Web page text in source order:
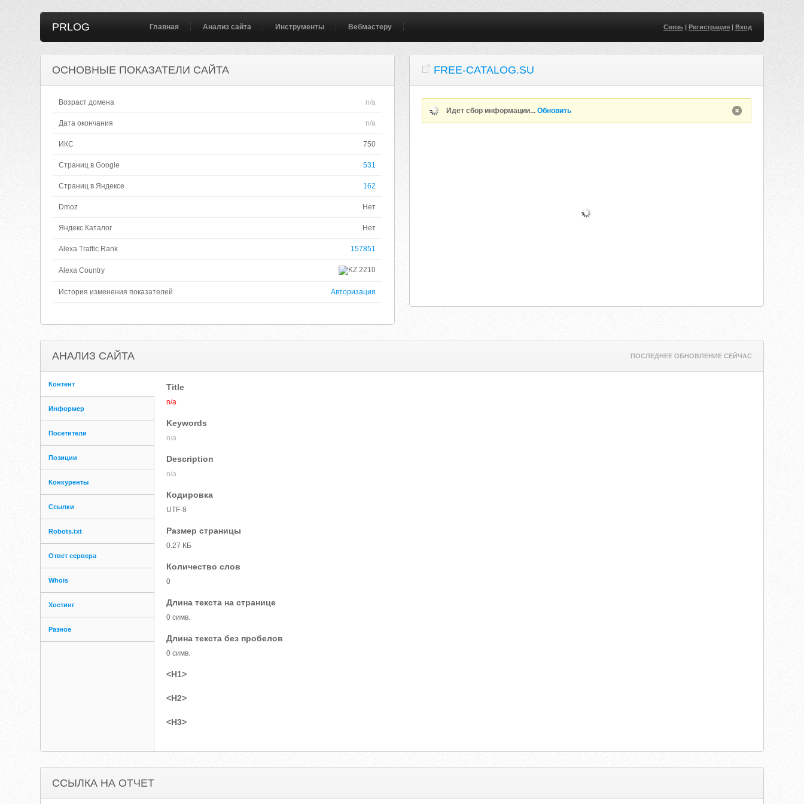
PRLOG Главная Анализ сайта Инструменты Вебмастеру Связь| Регистрация| Вход
ОСНОВНЫЕ ПОКАЗАТЕЛИ САЙТА
Возраст домена n/a
Дата окончания n/a
ИКС 750
Страниц в Google 531
Страниц в Яндексе 162
Dmoz Нет
Яндекс Каталог Нет
Alexa Traffic Rank 157851
Alexa Country 2210
История изменения показателей Авторизация
FREE-CATALOG.SU
Идет сбор информации...Обновить
АНАЛИЗ САЙТА ПОСЛЕДНЕЕ ОБНОВЛЕНИЕ СЕЙЧАС
Контент
Информер
Посетители
Позиции
Конкуренты
Ссылки
Robots.txt
Ответ сервера
Whois
Хостинг
Разное
Title
n/a
Keywords
n/a
Description
n/a
Кодировка
UTF-8
Размер страницы
0.27 КБ
Количество слов
0
Длина текста на странице
0 симв.
Длина текста без пробелов
0 симв.
<H1>
<H2>
<H3>
ССЫЛКА НА ОТЧЕТ